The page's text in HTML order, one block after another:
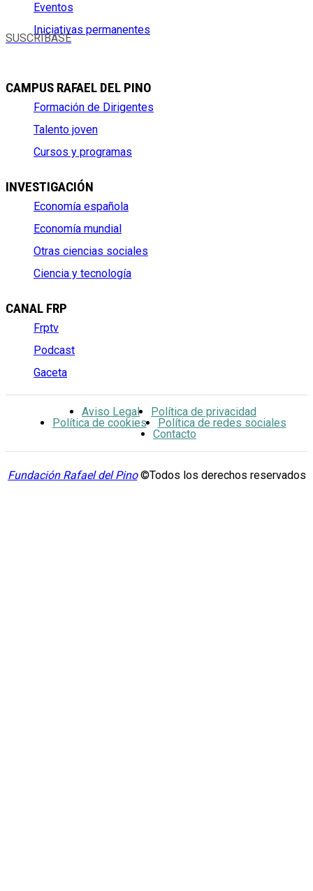
Eventos
Iniciativas permanentes
SUSCRÍBASE
CAMPUS RAFAEL DEL PINO
Formación de Dirigentes
Talento joven
Cursos y programas
INVESTIGACIÓN
Economía española
Economía mundial
Otras ciencias sociales
Ciencia y tecnología
CANAL FRP
Frptv
Podcast
Gaceta
Aviso Legal
Política de privacidad
Política de cookies
Política de redes sociales
Contacto
Fundación Rafael del Pino©Todos los derechos reservados